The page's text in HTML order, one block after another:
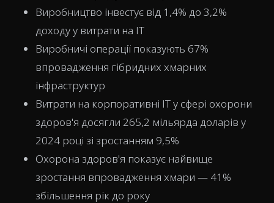
Виробництво інвестує від 1,4% до 3,2%
доходу у витрати на ІТ
Виробничі операції показують 67%
впровадження гібридних хмарних
інфраструктур
Витрати на корпоративні ІТ у сфері охорони
здоров'я досягли 265,2 мільярда доларів у
2024 році зі зростанням 9,5%
Охорона здоров'я показує найвище
зростання впровадження хмари — 41%
збільшення рік до року